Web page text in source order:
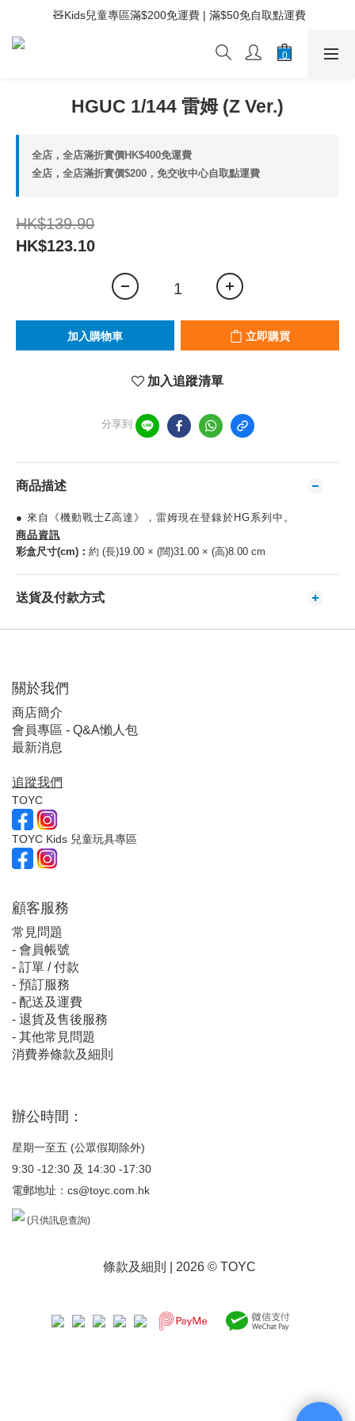
⚡滿$400免運費 | 滿$200免Easy Trade自取點運費
🧸Kids兒童專區滿$200免運費 | 滿$50免自取點運費
⚡滿$400免運費 | 滿$200免Easy Trade自取點運費
HGUC 1/144 雷姆 (Z Ver.)
全店，全店滿折實價HK$400免運費
全店，全店滿折實價$200，免交收中心自取點運費
HK$139.90
HK$123.10
加入購物車 立即購買
加入追蹤清單
分享到
商品描述
● 來自《機動戰士Z高達》，雷姆現在登錄於HG系列中。
商品資訊
彩盒尺寸(cm)： 約 (長)19.00 × (闊)31.00 × (高)8.00 cm
送貨及付款方式
關於我們
商店簡介
會員專區 - Q&A懶人包
最新消息
追蹤我們
TOYC
TOYC Kids 兒童玩具專區
顧客服務
常見問題
- 會員帳號
- 訂單 / 付款
- 預訂服務
- 配送及運費
- 退貨及售後服務
- 其他常見問題
消費券條款及細則
辦公時間：
星期一至五 (公眾假期除外)
9:30 -12:30 及 14:30 -17:30
電郵地址： cs@toyc.com.hk
(只供訊息查詢)
條款及細則 | 2026 © TOYC